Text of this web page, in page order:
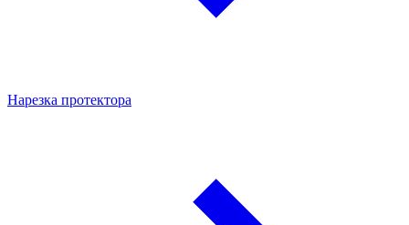
Нарезка протектора